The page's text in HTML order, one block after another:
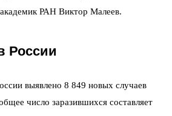
РАН Виктор Малеев.
России
выявлено 8 849 новых случаев
число заразившихся составляет